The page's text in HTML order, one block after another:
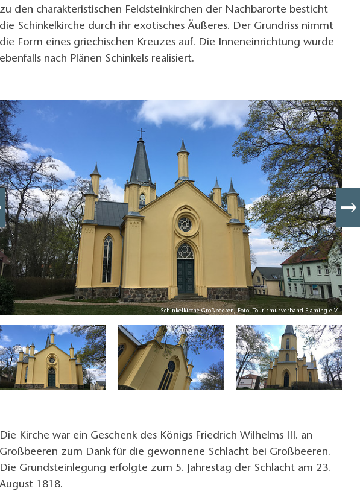
zu den charakteristischen Feldsteinkirchen der Nachbarorte besticht
die Schinkelkirche durch ihr exotisches Äußeres. Der Grundriss nimmt
die Form eines griechischen Kreuzes auf. Die Inneneinrichtung wurde
ebenfalls nach Plänen Schinkels realisiert.
Schinkelkirche Großbeeren, Foto: Tourismusverband Fläming e.V.
Die Kirche war ein Geschenk des Königs Friedrich Wilhelms III. an
Großbeeren zum Dank für die gewonnene Schlacht bei Großbeeren.
Die Grundsteinlegung erfolgte zum 5. Jahrestag der Schlacht am 23.
August 1818.